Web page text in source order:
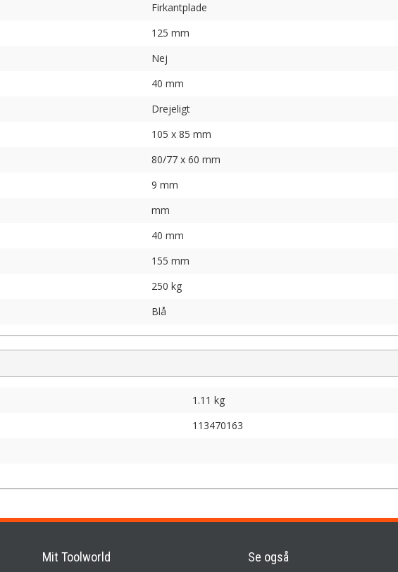
Firkantplade
125 mm
Nej
40 mm
Drejeligt
105 x 85 mm
80/77 x 60 mm
9 mm
mm
40 mm
155 mm
250 kg
Blå
1.11 kg
113470163
Mit Toolworld Se også